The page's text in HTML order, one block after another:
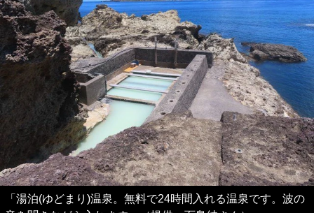
「湯泊(ゆどまり)温泉。無料で24時間入れる温泉です。波の